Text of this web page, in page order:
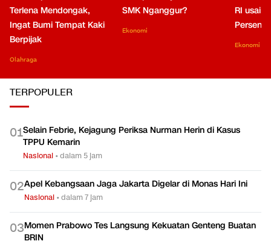
Terlena Mendongak,
Ingat Bumi Tempat Kaki
Berpijak
Olahraga
SMK Nganggur?
Ekonomi
RI usai
Persen
Ekonomi
TERPOPULER
01Selain Febrie, Kejagung Periksa Nurman Herin di Kasus
TPPU Kemarin
Nasional •dalam 5 jam
02Apel Kebangsaan Jaga Jakarta Digelar di Monas Hari Ini
Nasional •dalam 7 jam
03Momen Prabowo Tes Langsung Kekuatan Genteng Buatan
BRIN